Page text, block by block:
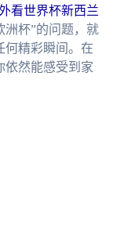
看世界杯新西兰
洲杯”的问题，就
何精彩瞬间。在
依然能感受到家